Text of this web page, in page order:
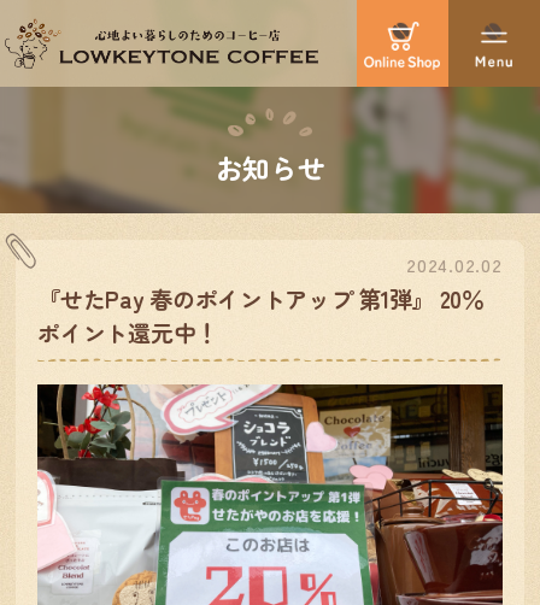
お知らせ
2024.02.02
『せたPay 春のポイントアップ 第1弾』 20％
ポイント還元中！